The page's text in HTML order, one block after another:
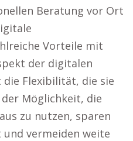
Beratung vor Ort
Vorteile mit
der digitalen
Flexibilität, die sie
Möglichkeit, die
zu nutzen, sparen
vermeiden weite